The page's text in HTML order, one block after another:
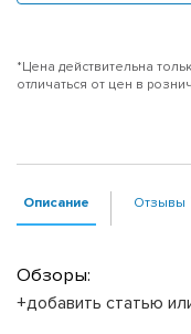
*Цена действительна
отличаться от цен в
Описание Отзывы
Обзоры:
+добавить статью